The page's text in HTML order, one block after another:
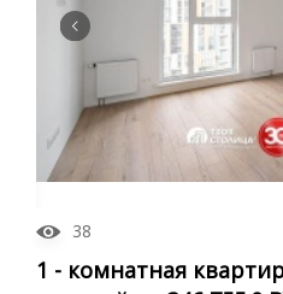
38
1 - комнатная